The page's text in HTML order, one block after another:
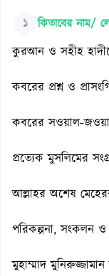
১ কিতাবের নাম/
কুরআন ও সহীহ
কবরের প্রশ্ন ও
কবরের সওয়াল-
প্রত্যেক মুসলিমের
আল্লাহর অশেষ
পরিকল্পনা, সংকলন ও
মুহাম্মাদ